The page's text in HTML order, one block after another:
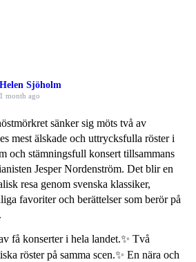
Helen Sjöholm
1 month ago
sänker sig möts två av
mest älskade och uttrycksfulla röster i
och stämningsfull konsert tillsammans
Jesper Nordenström. Det blir en
resa genom svenska klassiker,
favoriter och berättelser som berör på
få konserter i hela landet.✨ Två
röster på samma scen.✨ En nära och